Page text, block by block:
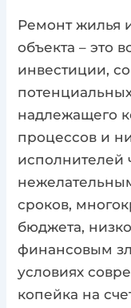
Ремонт жилья
объекта – это
инвестиции,
надлежащего
процессов и
исполнителей
сроков,
бюджета,
финансовым
условиях
копейка на